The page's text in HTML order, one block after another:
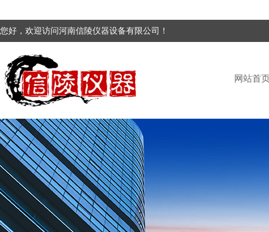
您好，欢迎访问河南信陵仪器设备有限公司！
网站首